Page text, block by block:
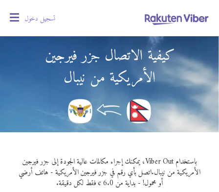
تسجيل دخول
كيفية الاتصال جزر فيرجين
الأمريكية من نيبال
باستخدام Viber Out، يمكنك إجراء مكالمات عالية الجودة إلى جزر فيرجين
الأمريكية من نيبال.اتصل بأي رقم في جزر فيرجين الأمريكية - هاتف أرضي
أو محمول! - بداية من 6.0 ¢ فقط لكل دقيقة.